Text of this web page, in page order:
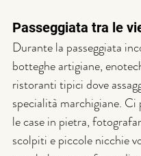
Passeggiata tra le
Durante la passeggiata
botteghe artigiane,
ristoranti tipici dove
specialità marchigiane. Ci
le case in pietra,
scolpiti e piccole nicchie